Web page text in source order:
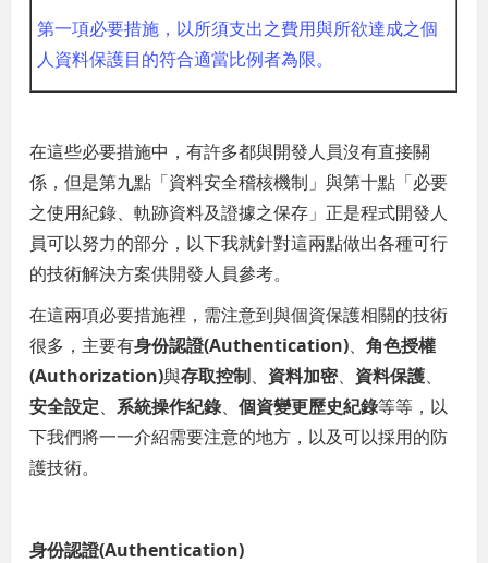
第一項必要措施，以所須支出之費用與所欲達成之個
人資料保護目的符合適當比例者為限。
在這些必要措施中，有許多都與開發人員沒有直接關
係，但是第九點「資料安全稽核機制」與第十點「必要
之使用紀錄、軌跡資料及證據之保存」正是程式開發人
員可以努力的部分，以下我就針對這兩點做出各種可行
的技術解決方案供開發人員參考。
在這兩項必要措施裡，需注意到與個資保護相關的技術
很多，主要有身份認證(Authentication)、角色授權
(Authorization)與存取控制、 資料加密、 資料保護、
安全設定、系統操作紀錄、個資變更歷史紀錄等等，以
下我們將一一介紹需要注意的地方，以及可以採用的防
護技術。
身份認證(Authentication)